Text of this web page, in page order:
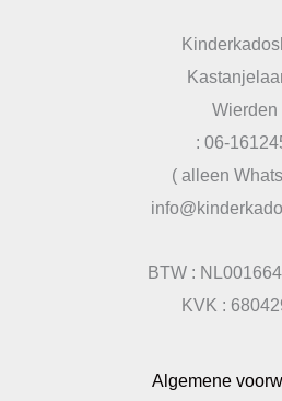
Wierden
: 06-
( alleen
BTW :
KVK :
Algemene